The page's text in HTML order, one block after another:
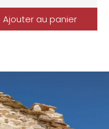
Ajouter au panier